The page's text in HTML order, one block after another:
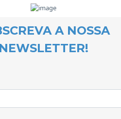
26 July 2024
De 1 de Janeiro a 30
doméstica com
processos de anos
consultas de
Neste período em
abuso sexual, assim